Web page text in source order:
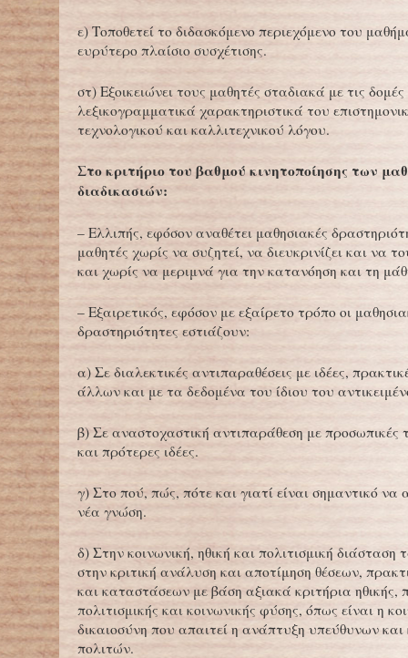
ε) Τοποθετεί το διδασκόμενο περιεχόμενο του
ευρύτερο πλαίσιο συσχέτισης.
στ) Εξοικειώνει τους μαθητές σταδιακά με τις
λεξικογραμματικά χαρακτηριστικά του
τεχνολογικού και καλλιτεχνικού λόγου.
Στο κριτήριο του βαθμού κινητοποίησης των
διαδικασιών:
– Ελλιπής, εφόσον αναθέτει μαθησιακές
μαθητές χωρίς να συζητεί, να διευκρινίζει και να
και χωρίς να μεριμνά για την κατανόηση και τη
– Εξαιρετικός, εφόσον με εξαίρετο τρόπο οι
δραστηριότητες εστιάζουν:
α) Σε διαλεκτικές αντιπαραθέσεις με ιδέες,
άλλων και με τα δεδομένα του ίδιου του
β) Σε αναστοχαστική αντιπαράθεση με προσωπικές
και πρότερες ιδέες.
γ) Στο πού, πώς, πότε και γιατί είναι σημαντικό να
νέα γνώση.
δ) Στην κοινωνική, ηθική και πολιτισμική
στην κριτική ανάλυση και αποτίμηση θέσεων,
και καταστάσεων με βάση αξιακά κριτήρια ηθικής,
πολιτισμικής και κοινωνικής φύσης, όπως είναι η
δικαιοσύνη που απαιτεί η ανάπτυξη υπεύθυνων και
πολιτών.